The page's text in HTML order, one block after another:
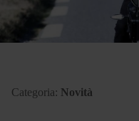
Categoria: Novità